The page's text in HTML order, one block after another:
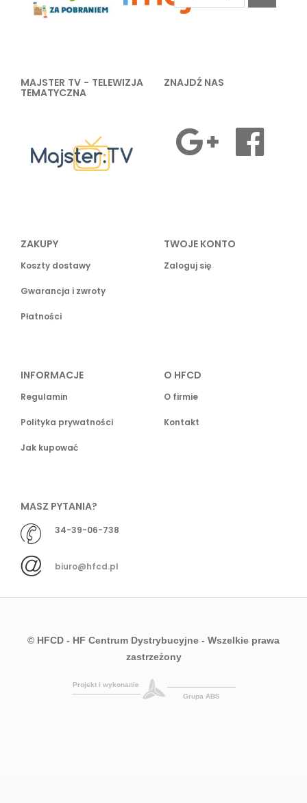
MAJSTER TV - TELEWIZJA
TEMATYCZNA
ZNAJDŹ NAS
ZAKUPY
Koszty dostawy
Gwarancja i zwroty
Płatności
TWOJE KONTO
Zaloguj się
INFORMACJE
Regulamin
Polityka prywatności
Jak kupować
O HFCD
O firmie
Kontakt
MASZ PYTANIA?
34-39-06-738
biuro@hfcd.pl
© HFCD - HF Centrum Dystrybucyjne - Wszelkie prawa
zastrzeżony
Projekt i wykonanie
Grupa ABS